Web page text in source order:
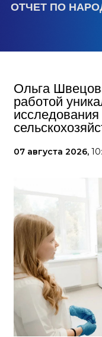
ОТЧЕТ ПО
Ольга
работой
исследования
07 августа 2026,